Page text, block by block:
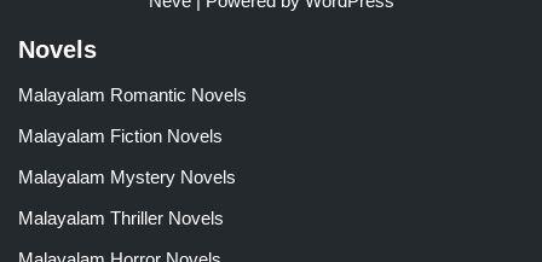
Novels
Malayalam Romantic Novels
Malayalam Fiction Novels
Malayalam Mystery Novels
Malayalam Thriller Novels